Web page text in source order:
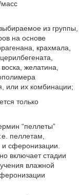
из группы,
на основе
крахмала,
желатина,
или их комбинации;
только
“пеллеты”
пеллетам,
сферонизации.
включает стадии
влажной